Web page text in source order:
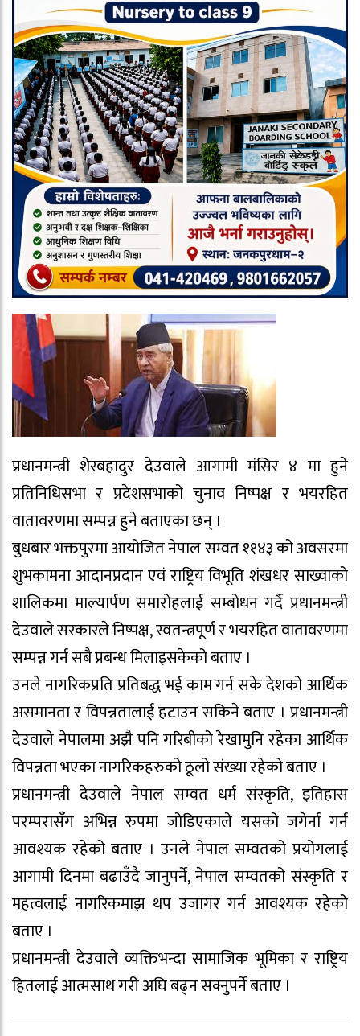
प्रधानमन्त्री शेरबहादुर देउवाले आगामी मंसिर ४ मा हुने
प्रतिनिधिसभा र प्रदेशसभाको चुनाव निष्पक्ष र भयरहित
वातावरणमा सम्पन्न हुने बताएका छन् ।
बुधबार भक्तपुरमा आयोजित नेपाल सम्वत ११४३ को अवसरमा
शुभकामना आदानप्रदान एवं राष्ट्रिय विभूति शंखधर साख्वाको
शालिकमा माल्यार्पण समारोहलाई सम्बोधन गर्दै प्रधानमन्त्री
देउवाले सरकारले निष्पक्ष, स्वतन्त्रपूर्ण र भयरहित वातावरणमा
सम्पन्न गर्न सबै प्रबन्ध मिलाइसकेको बताए ।
उनले नागरिकप्रति प्रतिबद्ध भई काम गर्न सके देशको आर्थिक
असमानता र विपन्नतालाई हटाउन सकिने बताए । प्रधानमन्त्री
देउवाले नेपालमा अझै पनि गरिबीको रेखामुनि रहेका आर्थिक
विपन्नता भएका नागरिकहरुको ठूलो संख्या रहेको बताए ।
प्रधानमन्त्री देउवाले नेपाल सम्वत धर्म संस्कृति, इतिहास
परम्परासँग अभिन्न रुपमा जोडिएकाले यसको जगेर्ना गर्न
आवश्यक रहेको बताए । उनले नेपाल सम्वतको प्रयोगलाई
आगामी दिनमा बढाउँदै जानुपर्ने, नेपाल सम्वतको संस्कृति र
महत्वलाई नागरिकमाझ थप उजागर गर्न आवश्यक रहेको
बताए ।
प्रधानमन्त्री देउवाले व्यक्तिभन्दा सामाजिक भूमिका र राष्ट्रिय
हितलाई आत्मसाथ गरी अघि बढ्न सक्नुपर्ने बताए ।